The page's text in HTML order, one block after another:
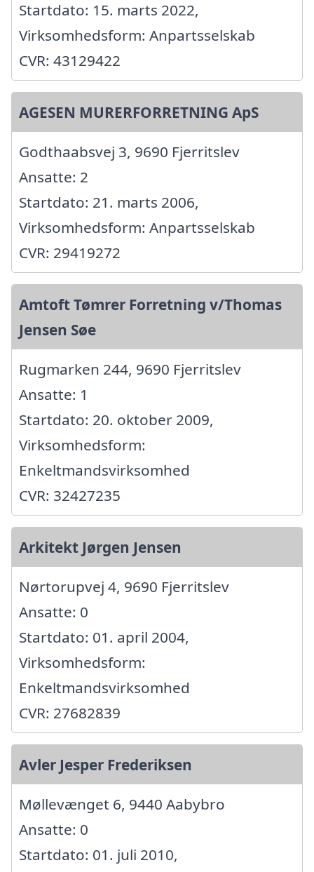
Startdato: 15. marts 2022,
Virksomhedsform: Anpartsselskab
CVR: 43129422
AGESEN MURERFORRETNING ApS
Godthaabsvej 3, 9690 Fjerritslev
Ansatte: 2
Startdato: 21. marts 2006,
Virksomhedsform: Anpartsselskab
CVR: 29419272
Amtoft Tømrer Forretning v/Thomas
Jensen Søe
Rugmarken 244, 9690 Fjerritslev
Ansatte: 1
Startdato: 20. oktober 2009,
Virksomhedsform:
Enkeltmandsvirksomhed
CVR: 32427235
Arkitekt Jørgen Jensen
Nørtorupvej 4, 9690 Fjerritslev
Ansatte: 0
Startdato: 01. april 2004,
Virksomhedsform:
Enkeltmandsvirksomhed
CVR: 27682839
Avler Jesper Frederiksen
Møllevænget 6, 9440 Aabybro
Ansatte: 0
Startdato: 01. juli 2010,